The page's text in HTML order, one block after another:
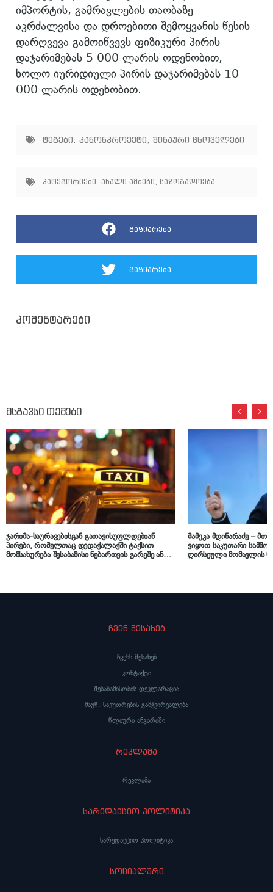
იმპორტის, გამრავლების თაობაზე
აკრძალვისა და დროებითი შემოყვანის წესის
დარღვევა გამოიწვევს ფიზიკური პირის
დაჯარიმებას 5 000 ლარის ოდენობით,
ხოლო იურიდიული პირის დაჯარიმებას 10
000 ლარის ოდენობით.
ტეგები: კანონპროექტი, შინაური ცხოველები
კატეგორიები: ახალი ამბები , საზოგადოება
გაზიარება
გაზიარება
კომენტარები
მსგავსი თემები
ჯარიმა-საურავებისგან გათავისუფლდებიან
პირები, რომელთაც დედაქალაქში ტაქსით
მომსახურება შესაბამისი ნებართვის გარეშე ან
მამუკა მდინარაძე –
ვიყოთ საკუთარი
ღირსეული მომავლის
ჩვენ შესახებ
ჩვენს შესახებ
კონტაქტი
შესაბამისობის დეკლარაცია
მაუწ. საკუთრების გამჭვირვალება
წლიური ანგარიში
რეკლამა
რეკლამა
სარედაქციო პოლიტიკა
სარედაქციო პოლიტიკა
სოციალური